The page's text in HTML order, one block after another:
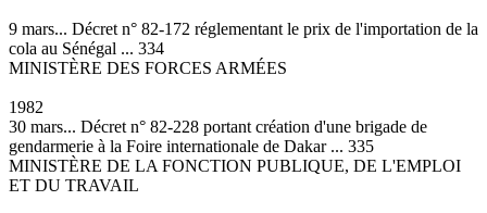
9 mars... Décret n° 82-172 réglementant le prix de l'importation de la
cola au Sénégal ... 334
MINISTÈRE DES FORCES ARMÉES
1982
30 mars... Décret n° 82-228 portant création d'une brigade de
gendarmerie à la Foire internationale de Dakar ... 335
MINISTÈRE DE LA FONCTION PUBLIQUE, DE L'EMPLOI
ET DU TRAVAIL